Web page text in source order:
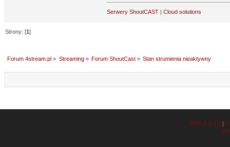
Serwery ShoutCAST| Cloud solutions
Strony: [1]
Forum 4stream.pl » Streaming» Forum ShoutCast» Stan strumienia nieaktywny
SMF 2.0.19 |